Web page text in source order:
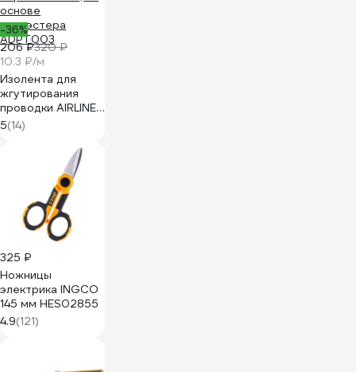
-36%
206 ₽320 ₽
10.3 ₽/м
Изолента для
жгутирования
проводки AIRLINE
19 мм, 20 м,
термостойкая, на
полиэстера
5(14)
325 ₽
Ножницы
электрика INGCO
145 мм HES02855
4.9(121)